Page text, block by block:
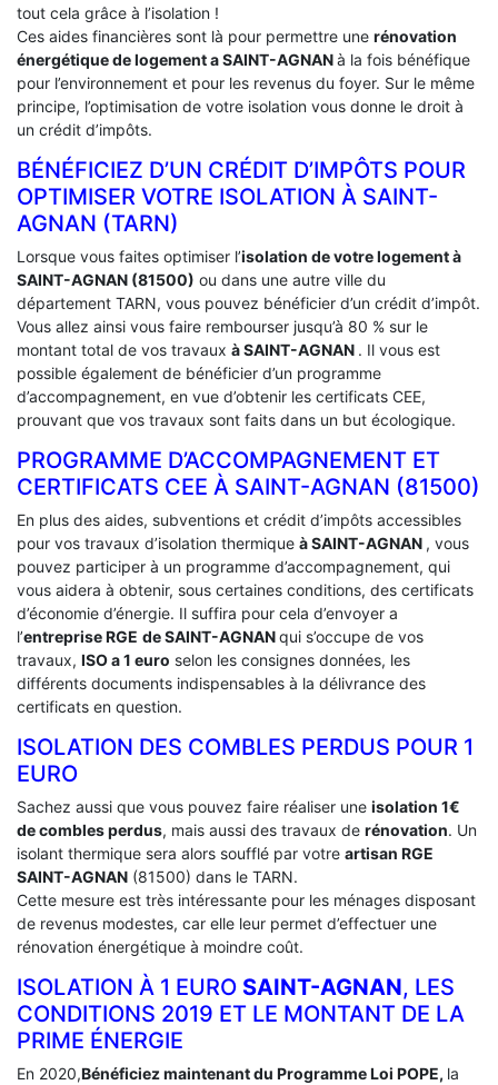
tout cela grâce à l’isolation !
Ces aides financières sont là pour permettre une rénovation
énergétique de logement aSAINT-AGNANà la fois bénéfique
pour l’environnement et pour les revenus du foyer. Sur le même
principe, l’optimisation de votre isolation vous donne le droit à
un crédit d’impôts.
BÉNÉFICIEZ D’UN CRÉDIT D’IMPÔTS POUR
OPTIMISER VOTRE ISOLATION À ‎SAINT-
AGNAN (TARN)
Lorsque vous faites optimiser l’isolation de votre logement à
SAINT-AGNAN (81500) ou dans une autre ville du
département TARN, vous pouvez bénéficier d’un crédit d’impôt.
Vous allez ainsi vous faire rembourser jusqu’à 80 % sur le
montant total de vos travaux à SAINT-AGNAN . Il vous est
possible également de bénéficier d’un programme
d’accompagnement, en vue d’obtenir les certificats CEE,
prouvant que vos travaux sont faits dans un but écologique.
PROGRAMME D’ACCOMPAGNEMENT ET
CERTIFICATS CEE À ‎SAINT-AGNAN (81500)
En plus des aides, subventions et crédit d’impôts accessibles
pour vos travaux d’isolation thermique à SAINT-AGNAN , vous
pouvez participer à un programme d’accompagnement, qui
vous aidera à obtenir, sous certaines conditions, des certificats
d’économie d’énergie. Il suffira pour cela d’envoyer a
l’entreprise RGE de SAINT-AGNANqui s’occupe de vos
travaux, ISO a 1 euro selon les consignes données, les
différents documents indispensables à la délivrance des
certificats en question.
ISOLATION DES COMBLES PERDUS POUR 1
EURO
Sachez aussi que vous pouvez faire réaliser une isolation 1€
de combles perdus, mais aussi des travaux de rénovation. Un
isolant thermique sera alors soufflé par votre artisan RGE
SAINT-AGNAN (81500) dans le TARN.
Cette mesure est très intéressante pour les ménages disposant
de revenus modestes, car elle leur permet d’effectuer une
rénovation énergétique à moindre coût.
ISOLATION À 1 EURO SAINT-AGNAN, LES
CONDITIONS 2019 ET LE MONTANT DE LA
PRIME ÉNERGIE
En 2020,Bénéficiez maintenant du Programme Loi POPE, la